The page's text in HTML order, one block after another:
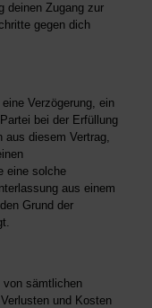
deinen Zugang zur
gegen dich
Verzögerung, ein
bei der Erfüllung
aus diesem Vertrag,
eine solche
aus einem
Grund der
von sämtlichen
und Kosten